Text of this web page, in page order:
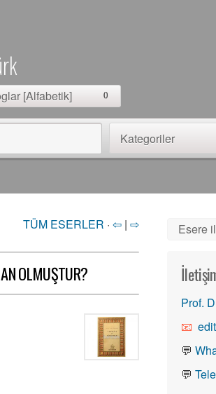
[Alfabetik] 0
Kategoriler
TÜM ESERLER · ⇦ | ⇨
OLMUŞTUR?
Esere
Prof.
💬
💬